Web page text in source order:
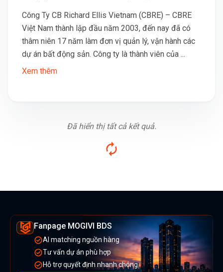
Công Ty CB Richard Ellis Vietnam (CBRE) – CBRE
Việt Nam thành lập đầu năm 2003, đến nay đã có
thâm niên 17 năm làm đơn vị quản lý, vận hành các
dự án bất động sản. Công ty là thành viên của ...
Xem thêm
Đã hiển thị tất cả kết quả.
Fanpage MOGIVI BDS
AI matching nguồn hàng
Tư vấn dự án phù hợp
Hỗ trợ quyết định nhanh chóng